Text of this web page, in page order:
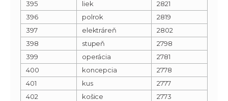
395
liek
2821
396
polrok
2819
397
elektráreň
2802
398
stupeň
2798
399
operácia
2781
400
koncepcia
2778
401
kus
2777
402
košice
2773